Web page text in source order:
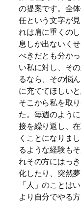
の提案です。全
任という文字が
れは肩に重くの
息しか出ないく
べきだとも分か
い私に対し、そ
るなら、その悩
に充ててほしいと
そこから私を取
た。毎週のよう
接を繰り返し、
くことになりま
るような経験も
れその方にはっ
化したり、突然
「人」のことは
より自分でやる